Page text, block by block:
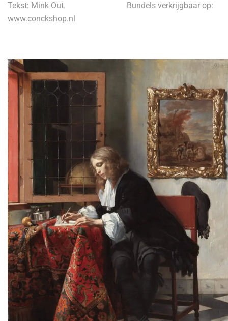
Tekst: Mink Out.
Bundels verkrijgbaar op:
www.conckshop.nl